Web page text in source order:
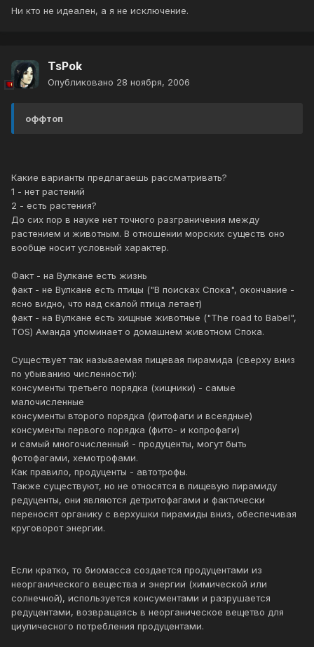
Ни кто не идеален, а я не исключение.
TsPok
Опубликовано 28 ноября, 2006
оффтоп
Какие варианты предлагаешь рассматривать?
1 - нет растений
2 - есть растения?
До сих пор в науке нет точного разграничения между
растением и животным. В отношении морских существ оно
вообще носит условный характер.
Факт - на Вулкане есть жизнь
факт - не Вулкане есть птицы ("В поисках Спока", окончание -
ясно видно, что над скалой птица летает)
факт - на Вулкане есть хищные животные ("The road to Babel",
TOS) Аманда упоминает о домашнем животном Спока.
Существует так называемая пищевая пирамида (сверху вниз
по убыванию численности):
консументы третьего порядка (хищники) - самые
малочисленные
консументы второго порядка (фитофаги и всеядные)
консументы первого порядка (фито- и копрофаги)
и самый многочисленный - продуценты, могут быть
фотофагами, хемотрофами.
Как правило, продуценты - автотрофы.
Также существуют, но не относятся в пищевую пирамиду
редуценты, они являются детритофагами и фактически
переносят органику с верхушки пирамиды вниз, обеспечивая
круговорот энергии.
Если кратко, то биомасса создается продуцентами из
неорганического вещества и энергии (химической или
солнечной), используется консументами и разрушается
редуцентами, возвращаясь в неорганическое вещетво для
циуличесного потребления продуцентами.